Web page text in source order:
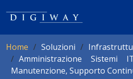
Home Soluzioni
Amministrazione
Manutenzione, Supporto